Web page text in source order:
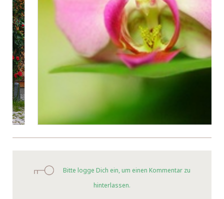
Bitte logge Dich ein, um einen Kommentar zu
hinterlassen.